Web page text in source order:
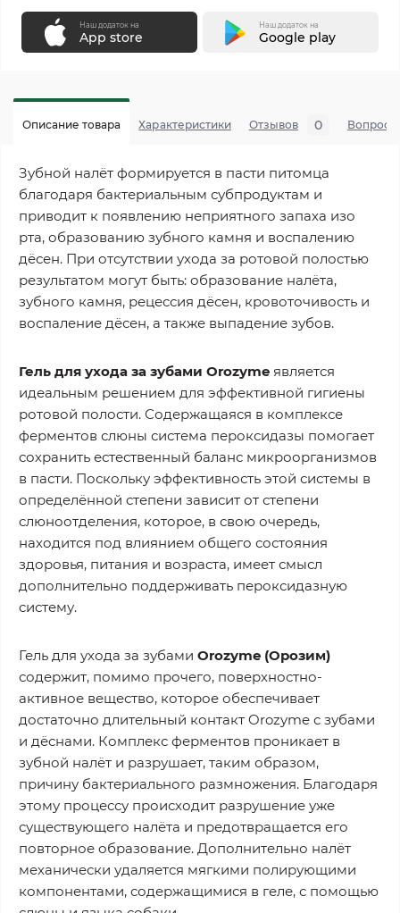
Наш додаток на
App store
Наш додаток на
Google play
Описание товара Характеристики Отзывов 0 Вопросы
Зубной налёт формируется в пасти питомца
благодаря бактериальным субпродуктам и
приводит к появлению неприятного запаха изо
рта, образованию зубного камня и воспалению
дёсен. При отсутствии ухода за ротовой полостью
результатом могут быть: образование налёта,
зубного камня, рецессия дёсен, кровоточивость и
воспаление дёсен, а также выпадение зубов.
Гель для ухода за зубами Orozyme является
идеальным решением для эффективной гигиены
ротовой полости. Содержащаяся в комплексе
ферментов слюны система пероксидазы помогает
сохранить естественный баланс микроорганизмов
в пасти. Поскольку эффективность этой системы в
определённой степени зависит от степени
слюноотделения, которое, в свою очередь,
находится под влиянием общего состояния
здоровья, питания и возраста, имеет смысл
дополнительно поддерживать пероксидазную
систему.
Гель для ухода за зубами Orozyme (Орозим)
содержит, помимо прочего, поверхностно-
активное вещество, которое обеспечивает
достаточно длительный контакт Orozyme с зубами
и дёснами. Комплекс ферментов проникает в
зубной налёт и разрушает, таким образом,
причину бактериального размножения. Благодаря
этому процессу происходит разрушение уже
существующего налёта и предотвращается его
повторное образование. Дополнительно налёт
механически удаляется мягкими полирующими
компонентами, содержащимися в геле, с помощью